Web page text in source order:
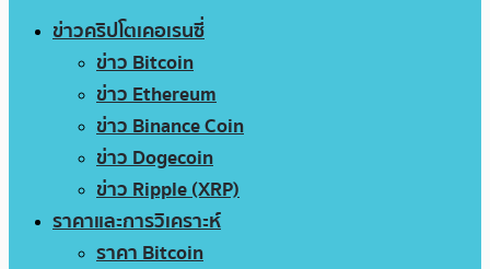
ข่าวคริปโตเคอเรนซี่
ข่าว Bitcoin
ข่าว Ethereum
ข่าว Binance Coin
ข่าว Dogecoin
ข่าว Ripple (XRP)
ราคาและการวิเคราะห์
ราคา Bitcoin